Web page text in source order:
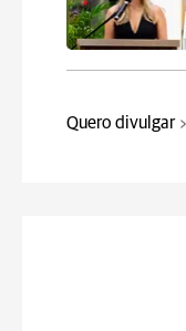
Quero divulgar